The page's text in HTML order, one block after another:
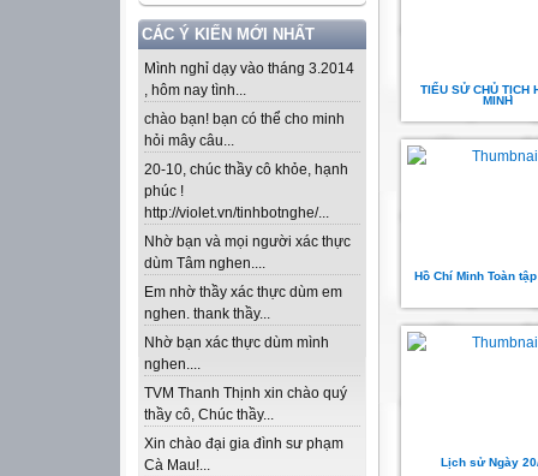
CÁC Ý KIẾN MỚI NHẤT
Mình nghỉ dạy vào tháng 3.2014
, hôm nay tình...
chào bạn! bạn có thể cho minh
hỏi mây câu...
20-10, chúc thầy cô khỏe, hạnh
phúc !
http://violet.vn/tinhbotnghe/...
Nhờ bạn và mọi người xác thực
dùm Tâm nghen....
Em nhờ thầy xác thực dùm em
nghen. thank thầy...
Nhờ bạn xác thực dùm mình
nghen....
TVM Thanh Thịnh xin chào quý
thầy cô, Chúc thầy...
Xin chào đại gia đình sư phạm
Cà Mau!...
TIỂU SỬ CHỦ TỊCH
MINH
Hồ Chí Minh Toàn
Lịch sử Ngày